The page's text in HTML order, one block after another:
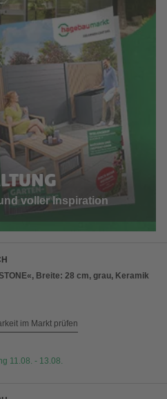
voller Inspiration
Breite: 28 cm, grau, Keramik
im Markt prüfen
11.08. - 13.08.